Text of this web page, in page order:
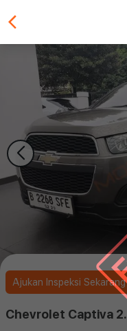
Ajukan Inspeksi Sekarang